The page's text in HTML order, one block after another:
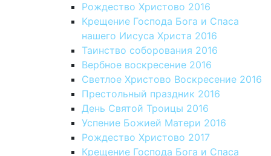
Рождество Христово 2016
Крещение Господа Бога и Спаса
нашего Иисуса Христа 2016
Таинство соборования 2016
Вербное воскресение 2016
Светлое Христово Воскресение 2016
Престольный праздник 2016
День Святой Троицы 2016
Успение Божией Матери 2016
Рождество Христово 2017
Крещение Господа Бога и Спаса